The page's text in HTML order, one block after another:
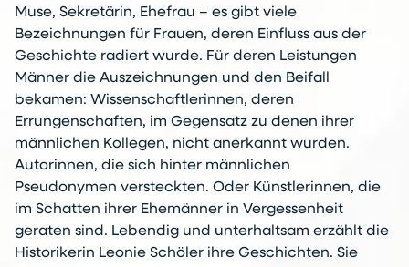
Muse, Sekretärin, Ehefrau – es gibt viele
Bezeichnungen für Frauen, deren Einfluss aus der
Geschichte radiert wurde. Für deren Leistungen
Männer die Auszeichnungen und den Beifall
bekamen: Wissenschaftlerinnen, deren
Errungenschaften, im Gegensatz zu denen ihrer
männlichen Kollegen, nicht anerkannt wurden.
Autorinnen, die sich hinter männlichen
Pseudonymen versteckten. Oder Künstlerinnen, die
im Schatten ihrer Ehemänner in Vergessenheit
geraten sind. Lebendig und unterhaltsam erzählt die
Historikerin Leonie Schöler ihre Geschichten. Sie